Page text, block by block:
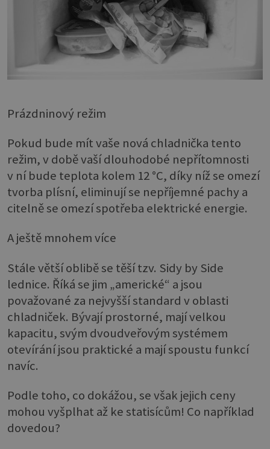
Prázdninový režim
Pokud bude mít vaše nová chladnička tento
režim, v době vaší dlouhodobé nepřítomnosti
v ní bude teplota kolem 12 °C, díky níž se omezí
tvorba plísní, eliminují se nepříjemné pachy a
citelně se omezí spotřeba elektrické energie.
A ještě mnohem více
Stále větší oblibě se těší tzv. Sidy by Side
lednice. Říká se jim „americké“ a jsou
považované za nejvyšší standard v oblasti
chladniček. Bývají prostorné, mají velkou
kapacitu, svým dvoudveřovým systémem
otevírání jsou praktické a mají spoustu funkcí
navíc.
Podle toho, co dokážou, se však jejich ceny
mohou vyšplhat až ke statisícům! Co například
dovedou?